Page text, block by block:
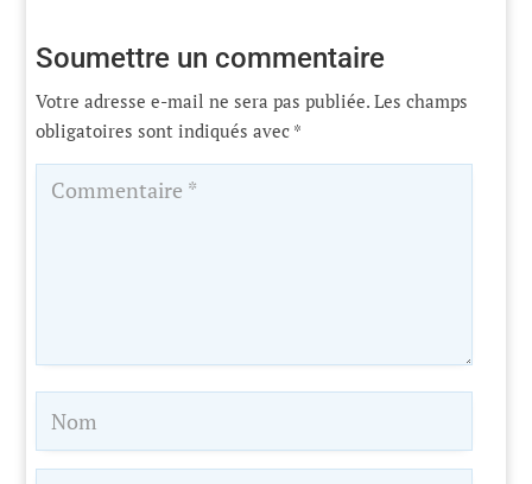
Soumettre un commentaire
Votre adresse e-mail ne sera pas publiée. Les champs
obligatoires sont indiqués avec *